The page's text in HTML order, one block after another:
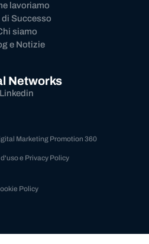
lavoriamo
di Successo
siamo
e Notizie
Networks
Linkedin
Marketing Promotion 360
e Privacy Policy
Policy